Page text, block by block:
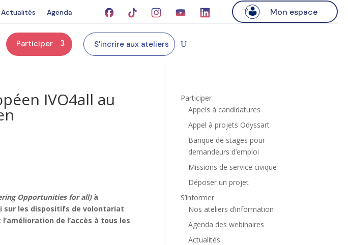
Actualités Agenda Mon espace
Participer S’incrire aux ateliers
IVO4all au
Opportunities for all)à
sur les dispositifs de volontariat
de l’accès à tous les
Participer
Appels à candidatures
Appel à projets Odyssart
Banque de stages pour
demandeurs d’emploi
Missions de service civique
Déposer un projet
S’informer
Nos ateliers d’information
Agenda des webinaires
Actualités